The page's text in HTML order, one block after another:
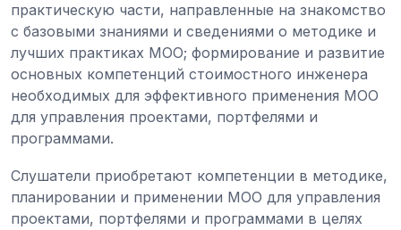
практическую части, направленные на знакомство
с базовыми знаниями и сведениями о методике и
лучших практиках МОО; формирование и развитие
основных компетенций стоимостного инженера
необходимых для эффективного применения МОО
для управления проектами, портфелями и
программами.
Слушатели приобретают компетенции в методике,
планировании и применении МОО для управления
проектами, портфелями и программами в целях